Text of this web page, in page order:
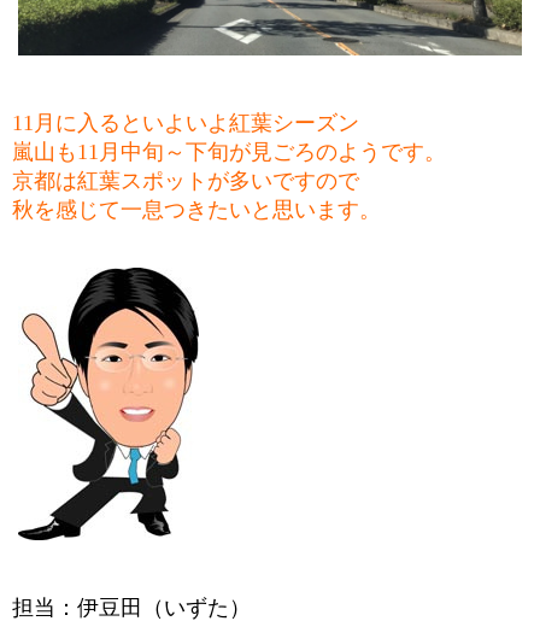
11 月に入るといよいよ紅葉シーズン
嵐山も11 月中旬～下旬が見ごろのようです。
京都は紅葉スポットが多いですので
秋を感じて一息つきたいと思います。
担当：伊豆田（いずた）